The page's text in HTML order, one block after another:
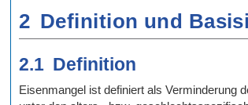
2 Definition und
2.1 Definition
Eisenmangel ist definiert als Verminderung